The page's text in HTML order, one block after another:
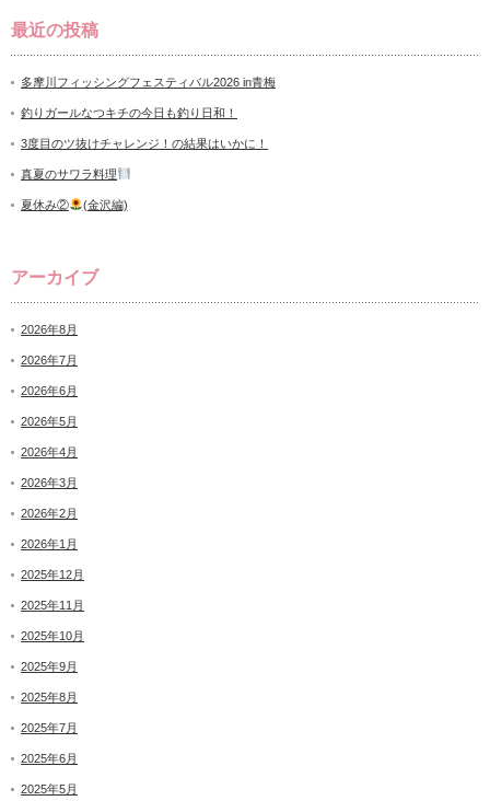
最近の投稿
多摩川フィッシングフェスティバル2026 in青梅
釣りガールなつキチの今日も釣り日和！
3度目のツ抜けチャレンジ！の結果はいかに！
真夏のサワラ料理
夏休み② (金沢編)
アーカイブ
2026年8月
2026年7月
2026年6月
2026年5月
2026年4月
2026年3月
2026年2月
2026年1月
2025年12月
2025年11月
2025年10月
2025年9月
2025年8月
2025年7月
2025年6月
2025年5月